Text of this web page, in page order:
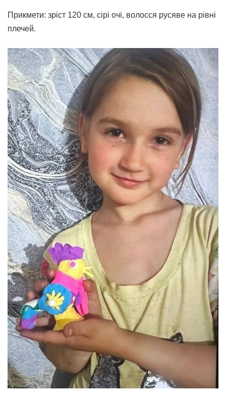
Прикмети: зріст 120 см, сірі очі, волосся русяве на рівні
плечей.